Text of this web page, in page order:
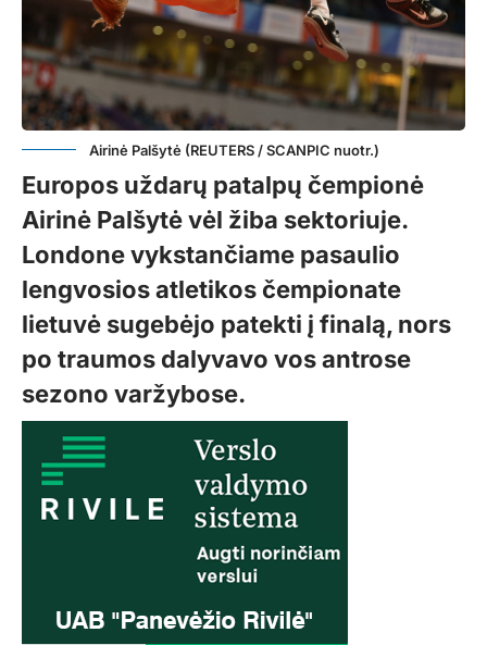
Airinė Palšytė (REUTERS / SCANPIC nuotr.)
Europos uždarų patalpų čempionė
Airinė Palšytė vėl žiba sektoriuje.
Londone vykstančiame pasaulio
lengvosios atletikos čempionate
lietuvė sugebėjo patekti į finalą, nors
po traumos dalyvavo vos antrose
sezono varžybose.